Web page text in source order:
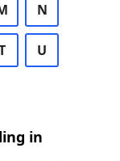
N
U
in